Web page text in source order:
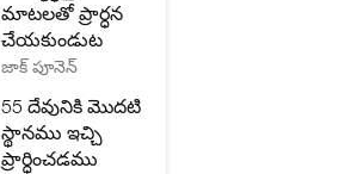
మాటలతో ప్రార్ధన
చేయకుండుట
జాక్ పూనెన్
55 దేవునికి మొదటి
స్థానము ఇచ్చి
ప్రార్ధించడము